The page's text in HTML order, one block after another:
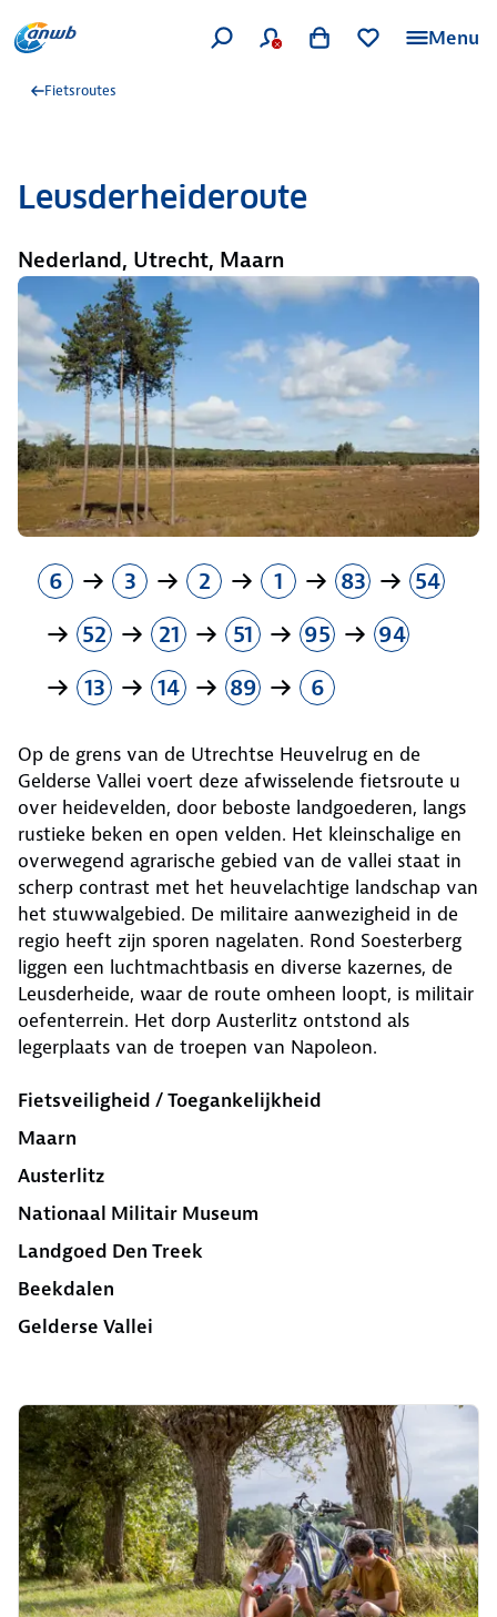
Menu
Fietsroutes
Leusderheideroute
Nederland, Utrecht, Maarn
6 3 2 1 83
54
52
21 51 95
94
13
14 89 6
Op de grens van de Utrechtse Heuvelrug en de
Gelderse Vallei voert deze afwisselende fietsroute u
over heidevelden, door beboste landgoederen, langs
rustieke beken en open velden. Het kleinscha­lige en
overwegend agrarische gebied van de vallei staat in
scherp contrast met het heuvelachtige landschap van
het stuwwalgebied. De militaire aanwezigheid in de
regio heeft zijn sporen nagelaten. Rond Soesterberg
liggen een lucht­machtbasis en diverse kazernes, de
Leusderheide, waar de route omheen loopt, is militair
oefenter­rein. Het dorp Austerlitz ontstond als
legerplaats van de troepen van Napoleon.
Fietsveiligheid / Toegankelijkheid
Maarn
Auster­litz
Nationaal Militair Museum
Landgoed Den Treek
Beekdalen
Gelderse Vallei